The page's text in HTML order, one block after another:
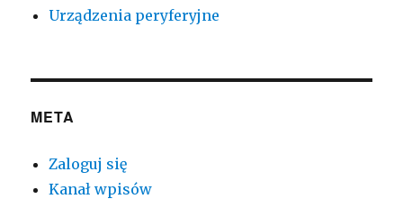
Urządzenia peryferyjne
META
Zaloguj się
Kanał wpisów